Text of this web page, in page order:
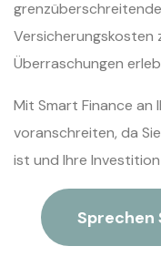
Versicherungskosten
Überraschungen
Mit Smart Finance an
voranschreiten, da
ist und Ihre
Sprechen